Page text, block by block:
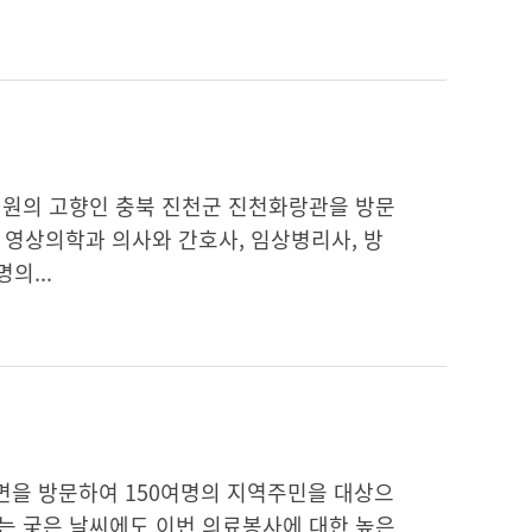
의 고향인 충북 진천군 진천화랑관을 방문
상의학과 의사와 간호사, 임상병리사, 방
의...
방문하여 150여명의 지역주민을 대상으
궂은 날씨에도 이번 의료봉사에 대한 높은